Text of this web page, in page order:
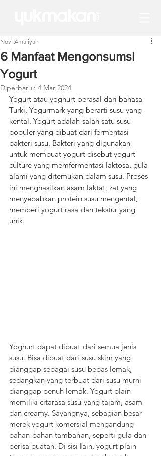
6 Manfaat Mengonsumsi
Yogurt
Novi Amaliyah
Diperbarui: 4 Mar 2024
Yogurt atau yoghurt berasal dari bahasa
Turki, Yogurmark yang berarti susu yang
kental. Yogurt adalah salah satu susu
populer yang dibuat dari fermentasi
bakteri susu. Bakteri yang digunakan
untuk membuat yogurt disebut yogurt
culture yang memfermentasi laktosa, gula
alami yang ditemukan dalam susu. Proses
ini menghasilkan asam laktat, zat yang
menyebabkan protein susu mengental,
memberi yogurt rasa dan tekstur yang
unik.
Yoghurt dapat dibuat dari semua jenis
susu. Bisa dibuat dari susu skim yang
dianggap sebagai susu bebas lemak,
sedangkan yang terbuat dari susu murni
dianggap penuh lemak. Yogurt plain
memiliki citarasa susu yang tajam, asam
dan creamy. Sayangnya, sebagian besar
merek yogurt komersial mengandung
bahan-bahan tambahan, seperti gula dan
perisa buatan. Di sisi lain, yogurt plain